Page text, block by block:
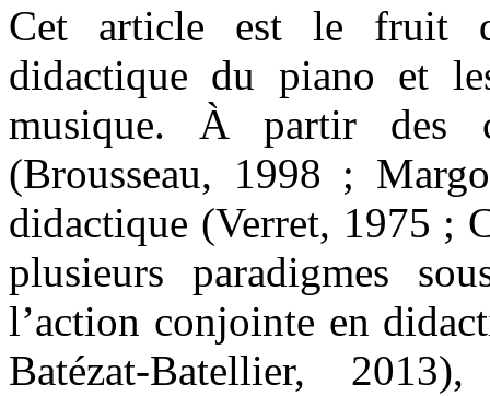
Cet article est le fruit
didactique du piano et
musique. À partir des
(Brousseau, 1998 ;
didactique (Verret, 1975 ;
plusieurs paradigmes
l’action conjointe en
Batézat-Batellier,